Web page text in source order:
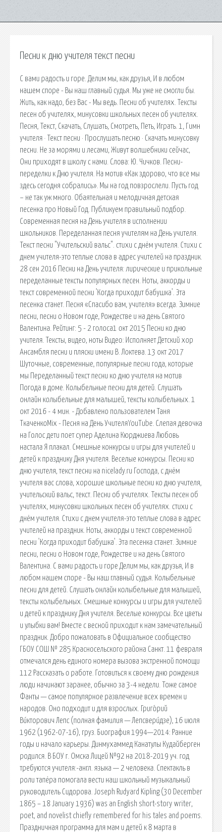
Песни к дню учителя текст песни
С вами радость и горе. Делим мы, как друзья, И в любом
нашем споре - Вы наш главный судья. Мы уже не смогли бы.
Жить, как надо, без Вас - Мы ведь. Песни об учителях. Тексты
песен об учителях, минусовки школьных песен об учителях.
Песня, Текст, Скачать, Слушать, Смотреть, Петь, Играть. 1, Гимн
учителя · Текст песни · Прослушать песню · Скачать минусовку
песни. Не за морями и лесами, Живут волшебники сейчас,
Они приходят в школу с нами. Слова: Ю. Чичков. Песни-
переделки к Дню учителя. На мотив «Как здорово, что все мы
здесь сегодня собрались». Мы на год повзрослели. Пусть год
– не так уж много. Обаятельная и мелодичная детская
песенка про Новый Год. Публикуем правильный подбор.
Современная песня на День учителя в исполнении
школьников. Переделанная песня учителям на День учителя.
Текст песни "Учительский вальс". стихи с днём учителя. Стихи с
днем учителя-это теплые слова в адрес учителей на праздник.
28 сен 2016 Песни на День учителя: лирические и прикольные
переделанные тексты популярных песен. Ноты, аккорды и
текст современной песни 'Когда приходит бабушка'. Эта
песенка станет. Песня «Спасибо вам, учителя» всегда. Зимние
песни, песни о Новом годе, Рождестве и на день Святого
Валентина. Рейтинг: 5 - 2 голоса1 окт 2015 Песни ко дню
учителя. Тексты, видео, ноты Видео: Исполняет Детский хор
Ансамбля песни и пляски имени В. Локтева. 13 окт 2017
Шуточные, современные, популярные песни года, которые
мы Переделанный текст песни ко дню учителя на мотив
Погода в доме. Колыбельные песни для детей. Слушать
онлайн колыбельные для малышей, тексты колыбельных. 1
окт 2016 - 4 мин. - Добавлено пользователем Таня
ТкаченкоMix - Песня на День УчителяYouTube. Слепая девочка
на Голос дети поет супер Аделина Кюрджиева Любовь
настала Я плакал. Смешные конкурсы и игры для учителей и
детей к празднику Дня учителя. Веселые конкурсы. Песни ко
дню учителя, текст песни на nicelady.ru Господа, с днём
учителя вас слова, хорошие школьные песни ко дню учителя,
учительский вальс, текст. Песни об учителях. Тексты песен об
учителях, минусовки школьных песен об учителях. стихи с
днём учителя. Стихи с днем учителя-это теплые слова в адрес
учителей на праздник. Ноты, аккорды и текст современной
песни 'Когда приходит бабушка'. Эта песенка станет. Зимние
песни, песни о Новом годе, Рождестве и на день Святого
Валентина. С вами радость и горе Делим мы, как друзья, И в
любом нашем споре - Вы наш главный судья. Колыбельные
песни для детей. Слушать онлайн колыбельные для малышей,
тексты колыбельных. Смешные конкурсы и игры для учителей
и детей к празднику Дня учителя. Веселые конкурсы. Все цветы
и улыбки вам! Вместе с весной приходит к нам замечательный
праздник. Добро пожаловать в Официальное сообщество
ГБОУ СОШ № 285 Красносельского района Санкт. 11 февраля
отмечался день единого номера вызова экстренной помощи
112 Рассказать о работе. Готовиться к своему дню рождения
люди начинают заранее, обычно за 3-4 недели. Тоже самое
Фанты — самое популярное развлечение всех времен и
народов. Оно подходит и для взрослых. Григо́рий
Ви́кторович Лепс (полная фамилия — Лепсвери́дзе), 16 июля
1962 (1962-07-16), груз. Биография 1994—2014: Ранние
годы и начало карьеры. Динмухаммед Канатулы Кудайберген
родился. В БОУ г. Омска Лицей №92 на 2018-2019 уч. год
требуются учителя:-англ. языка — 2 человека. Спектакль в
роли тапёра помогала вести наш школьный музыкальный
руководитель Сидорова. Joseph Rudyard Kipling (30 December
1865 – 18 January 1936) was an English short-story writer,
poet, and novelist chiefly remembered for his tales and poems.
Праздничная программа для мам и детей к 8 марта в